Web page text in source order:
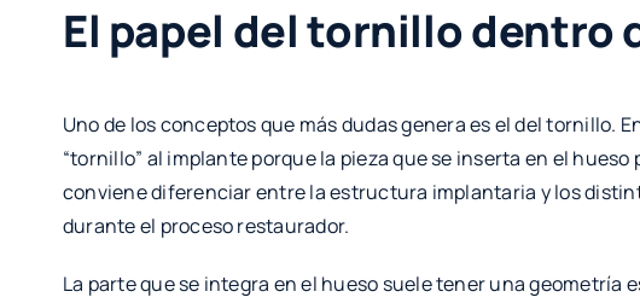
El papel del tornillo dentro
Uno de los conceptos que más dudas genera es el del tornillo.
“tornillo” al implante porque la pieza que se inserta en el
conviene diferenciar entre la estructura implantaria y los
durante el proceso restaurador.
La parte que se integra en el hueso suele tener una geometría